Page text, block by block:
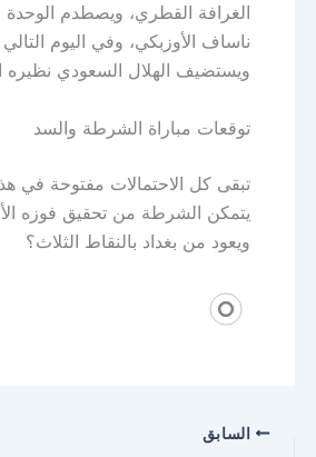
الغرافة القطري، ويصطدم الوحدة
ناساف الأوزبكي، وفي اليوم
ويستضيف الهلال السعودي نظيره
توقعات مباراة الشرطة والسد
تبقى كل الاحتمالات مفتوحة في
يتمكن الشرطة من تحقيق فوزه
ويعود من بغداد بالنقاط الثلاث؟
السابق